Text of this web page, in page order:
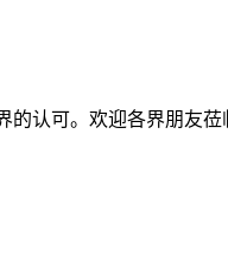
认可。欢迎各界朋友莅